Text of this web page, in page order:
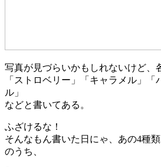
写真が見づらいかもしれないけど、
「ストロベリー」「キャラメル」「
ル」
などと書いてある。
ふざけるな！
そんなもん書いた日にゃ、あの4種
のうち、